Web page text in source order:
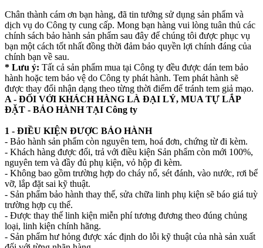
Chân thành cám ơn bạn hàng, đã tin tưởng sử dụng sản phẩm và
dịch vụ do Công ty cung cấp. Mong bạn hàng vui lòng tuân thủ các
chính sách bảo hành sản phẩm sau đây để chúng tôi được phục vụ
bạn một cách tốt nhất đồng thời đảm bảo quyền lợi chính đáng của
chính bạn về sau.
* Lưu ý: Tất cả sản phẩm mua tại Công ty đều được dán tem bảo
hành hoặc tem bảo vệ do Công ty phát hành. Tem phát hành sẽ
được thay đổi nhận dạng theo từng thời điểm để tránh tem giả mạo.
A - ĐỐI VỚI KHÁCH HÀNG LÀ ĐẠI LÝ, MUA TỰ LẮP
ĐẶT - BẢO HÀNH TẠI Công ty
1 - ĐIỀU KIỆN ĐƯỢC BẢO HÀNH
- Bảo hành sản phẩm còn nguyên tem, hoá đơn, chứng từ đi kèm.
- Khách hàng được đổi, trả với điều kiện Sản phẩm còn mới 100%,
nguyên tem và đầy đủ phụ kiện, vỏ hộp đi kèm.
- Không bao gồm trường hợp do cháy nổ, sét đánh, vào nước, rơi bể
vỡ, lắp đặt sai kỹ thuật.
- Sản phẩm bảo hành thay thế, sửa chữa linh phụ kiện sẽ báo giá tuỳ
trường hợp cụ thể.
- Được thay thế linh kiện miễn phí tương đương theo đúng chủng
loại, linh kiện chính hãng.
- Sản phẩm hư hỏng được xác định do lỗi kỹ thuật của nhà sản xuất